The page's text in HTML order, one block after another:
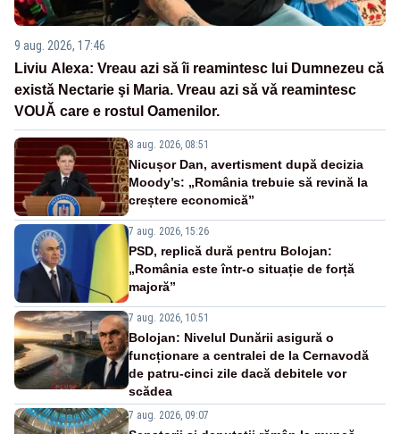
9 aug. 2026, 17:46
Liviu Alexa: Vreau azi sǎ îi reamintesc lui Dumnezeu cǎ
existǎ Nectarie şi Maria. Vreau azi sǎ vǎ reamintesc
VOUǍ care e rostul Oamenilor.
8 aug. 2026, 08:51
Nicușor Dan, avertisment după decizia
Moody’s: „România trebuie să revină la
creștere economică”
7 aug. 2026, 15:26
PSD, replică dură pentru Bolojan:
„România este într-o situație de forță
majoră”
7 aug. 2026, 10:51
Bolojan: Nivelul Dunării asigură o
funcționare a centralei de la Cernavodă
de patru-cinci zile dacă debitele vor
scădea
7 aug. 2026, 09:07